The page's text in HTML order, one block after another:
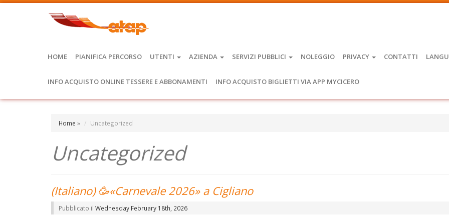
HOME PIANIFICA PERCORSO UTENTI AZIENDA SERVIZI PUBBLICI NOLEGGIO PRIVACY CONTATTI
INFO ACQUISTO ONLINE TESSERE E ABBONAMENTI INFO ACQUISTO BIGLIETTI VIA APP MYCICERO
Home » Uncategorized
Uncategorized
(Italiano) 🥳«Carnevale 2026» a Cigliano
Pubblicato il Wednesday February 18th, 2026